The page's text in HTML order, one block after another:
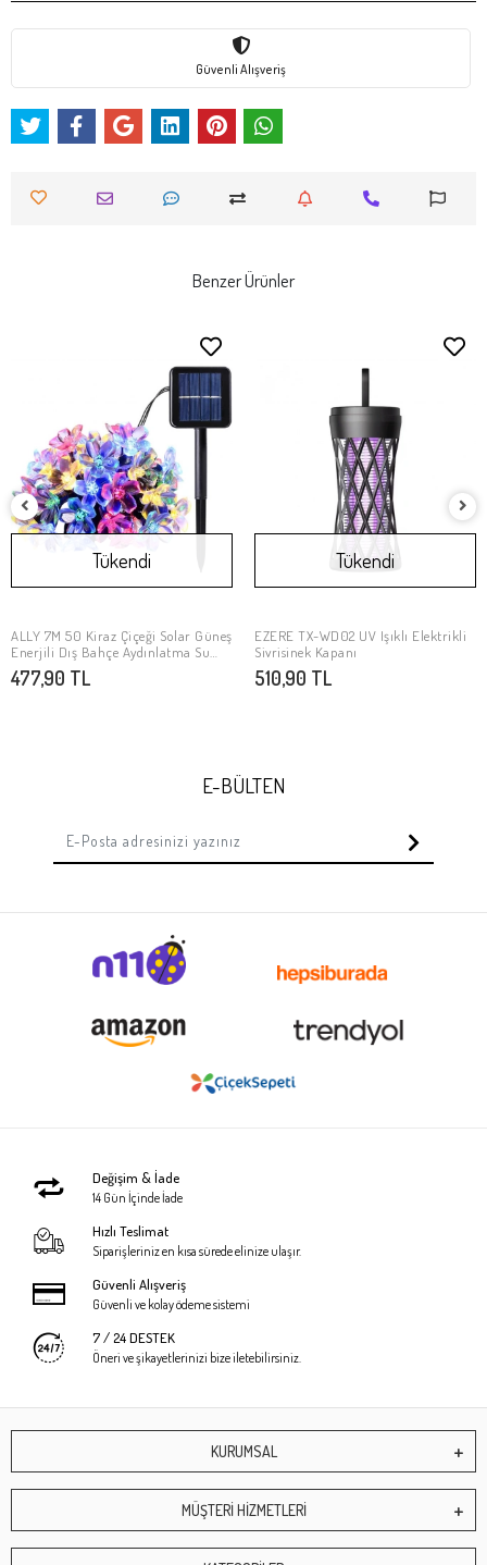
Güvenli Alışveriş
Benzer Ürünler
Stokta Yok
Tükendi
ALLY 7M 50 Kiraz Çiçeği Solar Güneş
Enerjili Dış Bahçe Aydınlatma Su
Geçirmez Led
477,90 TL
Stokta Yok
Tükendi
EZERE TX-WD02 UV Işıklı Elektrikli
Sivrisinek Kapanı
510,90 TL
E-BÜLTEN
Değişim & İade
14 Gün İçinde İade
Hızlı Teslimat
Siparişleriniz en kısa sürede elinize ulaşır.
Güvenli Alışveriş
Güvenli ve kolay ödeme sistemi
7 / 24 DESTEK
Öneri ve şikayetlerinizi bize iletebilirsiniz.
KURUMSAL
MÜŞTERİ HİZMETLERİ